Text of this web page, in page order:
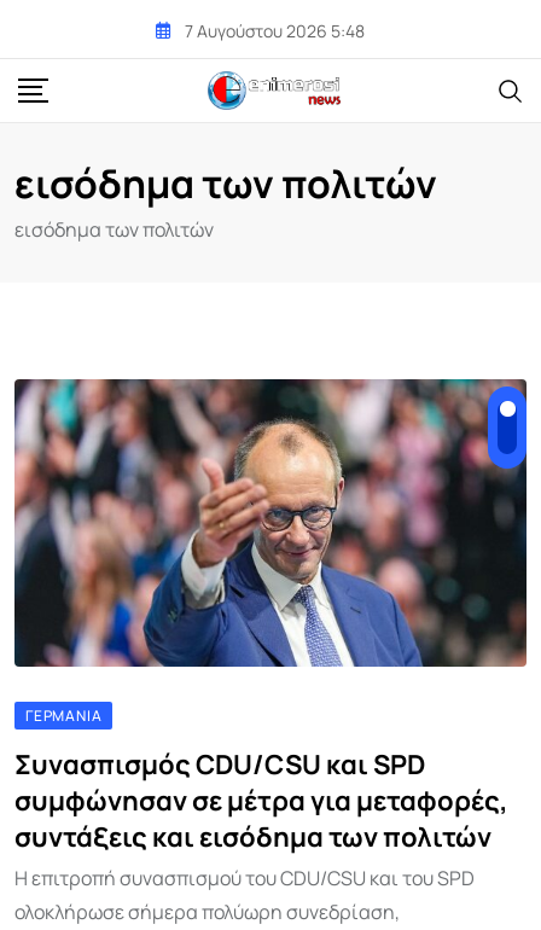
content
7 Αυγούστου 2026 5:48
εισόδημα των πολιτών
εισόδημα των πολιτών
ΓΕΡΜΑΝΊΑ
Συνασπισμός CDU/CSU και SPD
συμφώνησαν σε μέτρα για μεταφορές,
συντάξεις και εισόδημα των πολιτών
Η επιτροπή συνασπισμού του CDU/CSU και του SPD
ολοκλήρωσε σήμερα πολύωρη συνεδρίαση,